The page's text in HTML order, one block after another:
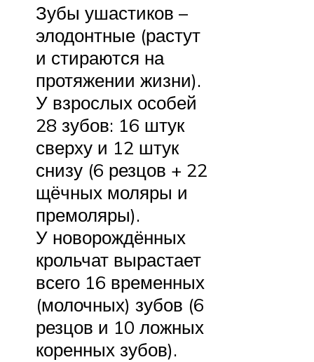
Зубы ушастиков –
элодонтные (растут
и стираются на
протяжении жизни).
У взрослых особей
28 зубов: 16 штук
сверху и 12 штук
снизу (6 резцов + 22
щёчных моляры и
премоляры).
У новорождённых
крольчат вырастает
всего 16 временных
(молочных) зубов (6
резцов и 10 ложных
коренных зубов).